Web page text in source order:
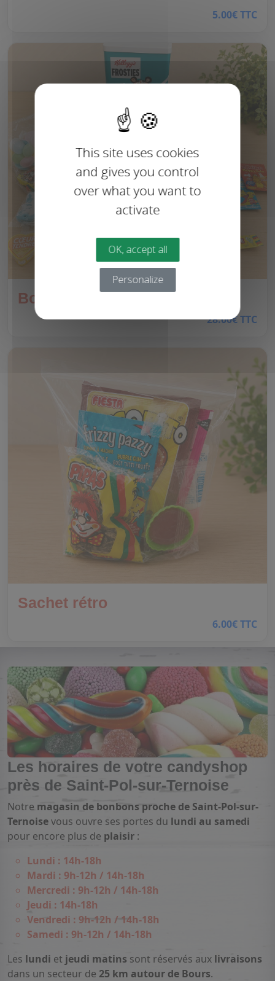
This site uses cookies
and gives you control
over what you want to
activate
OK, accept all
Personalize
5.00€ TTC
Boîte rétro
28.00€ TTC
Sachet rétro
6.00€ TTC
Les horaires de votre candyshop
près de Saint-Pol-sur-Ternoise
Notre magasin de bonbons proche de Saint-Pol-sur-
Ternoisevous ouvre ses portes du lundi au samedi
pour encore plus de plaisir :
Lundi : 14h-18h
Mardi : 9h-12h / 14h-18h
Mercredi : 9h-12h / 14h-18h
Jeudi : 14h-18h
Vendredi : 9h-12h / 14h-18h
Samedi : 9h-12h / 14h-18h
Les lundi et jeudi matins sont réservés aux livraisons
dans un secteur de 25 km autour de Bours.